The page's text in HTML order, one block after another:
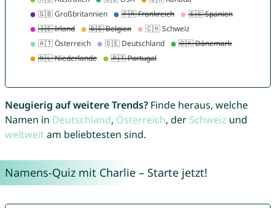
Neugierig auf weitere Trends?Finde heraus, welche
Namen in Deutschland, Österreich, der Schweiz und
weltweitam beliebtesten sind.
Namens-Quiz mit Charlie – Starte jetzt!